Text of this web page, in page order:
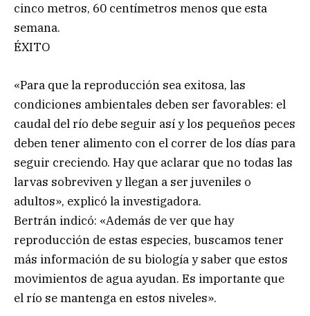
cinco metros, 60 centímetros menos que esta
semana.
ÉXITO
«Para que la reproducción sea exitosa, las
condiciones ambientales deben ser favorables: el
caudal del río debe seguir así y los pequeños peces
deben tener alimento con el correr de los días para
seguir creciendo. Hay que aclarar que no todas las
larvas sobreviven y llegan a ser juveniles o
adultos», explicó la investigadora.
Bertrán indicó: «Además de ver que hay
reproducción de estas especies, buscamos tener
más información de su biología y saber que estos
movimientos de agua ayudan. Es importante que
el río se mantenga en estos niveles».